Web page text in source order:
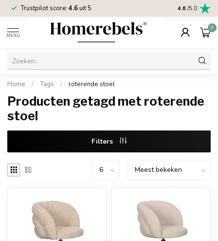
Trustpilot score: 4.6uit 5 2 jaar
4.6 /5.0
MENU
0
Home / Tags / roterende stoel
Producten getagd met roterende
stoel
Filters